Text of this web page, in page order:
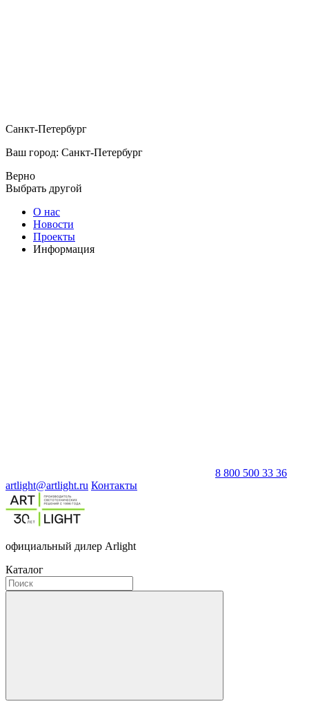
Санкт-Петербург
Ваш город: Санкт-Петербург
Верно
Выбрать другой
О нас
Новости
Проекты
Информация
8 800 500 33 36
artlight@artlight.ru Контакты
официальный дилер Arlight
Каталог